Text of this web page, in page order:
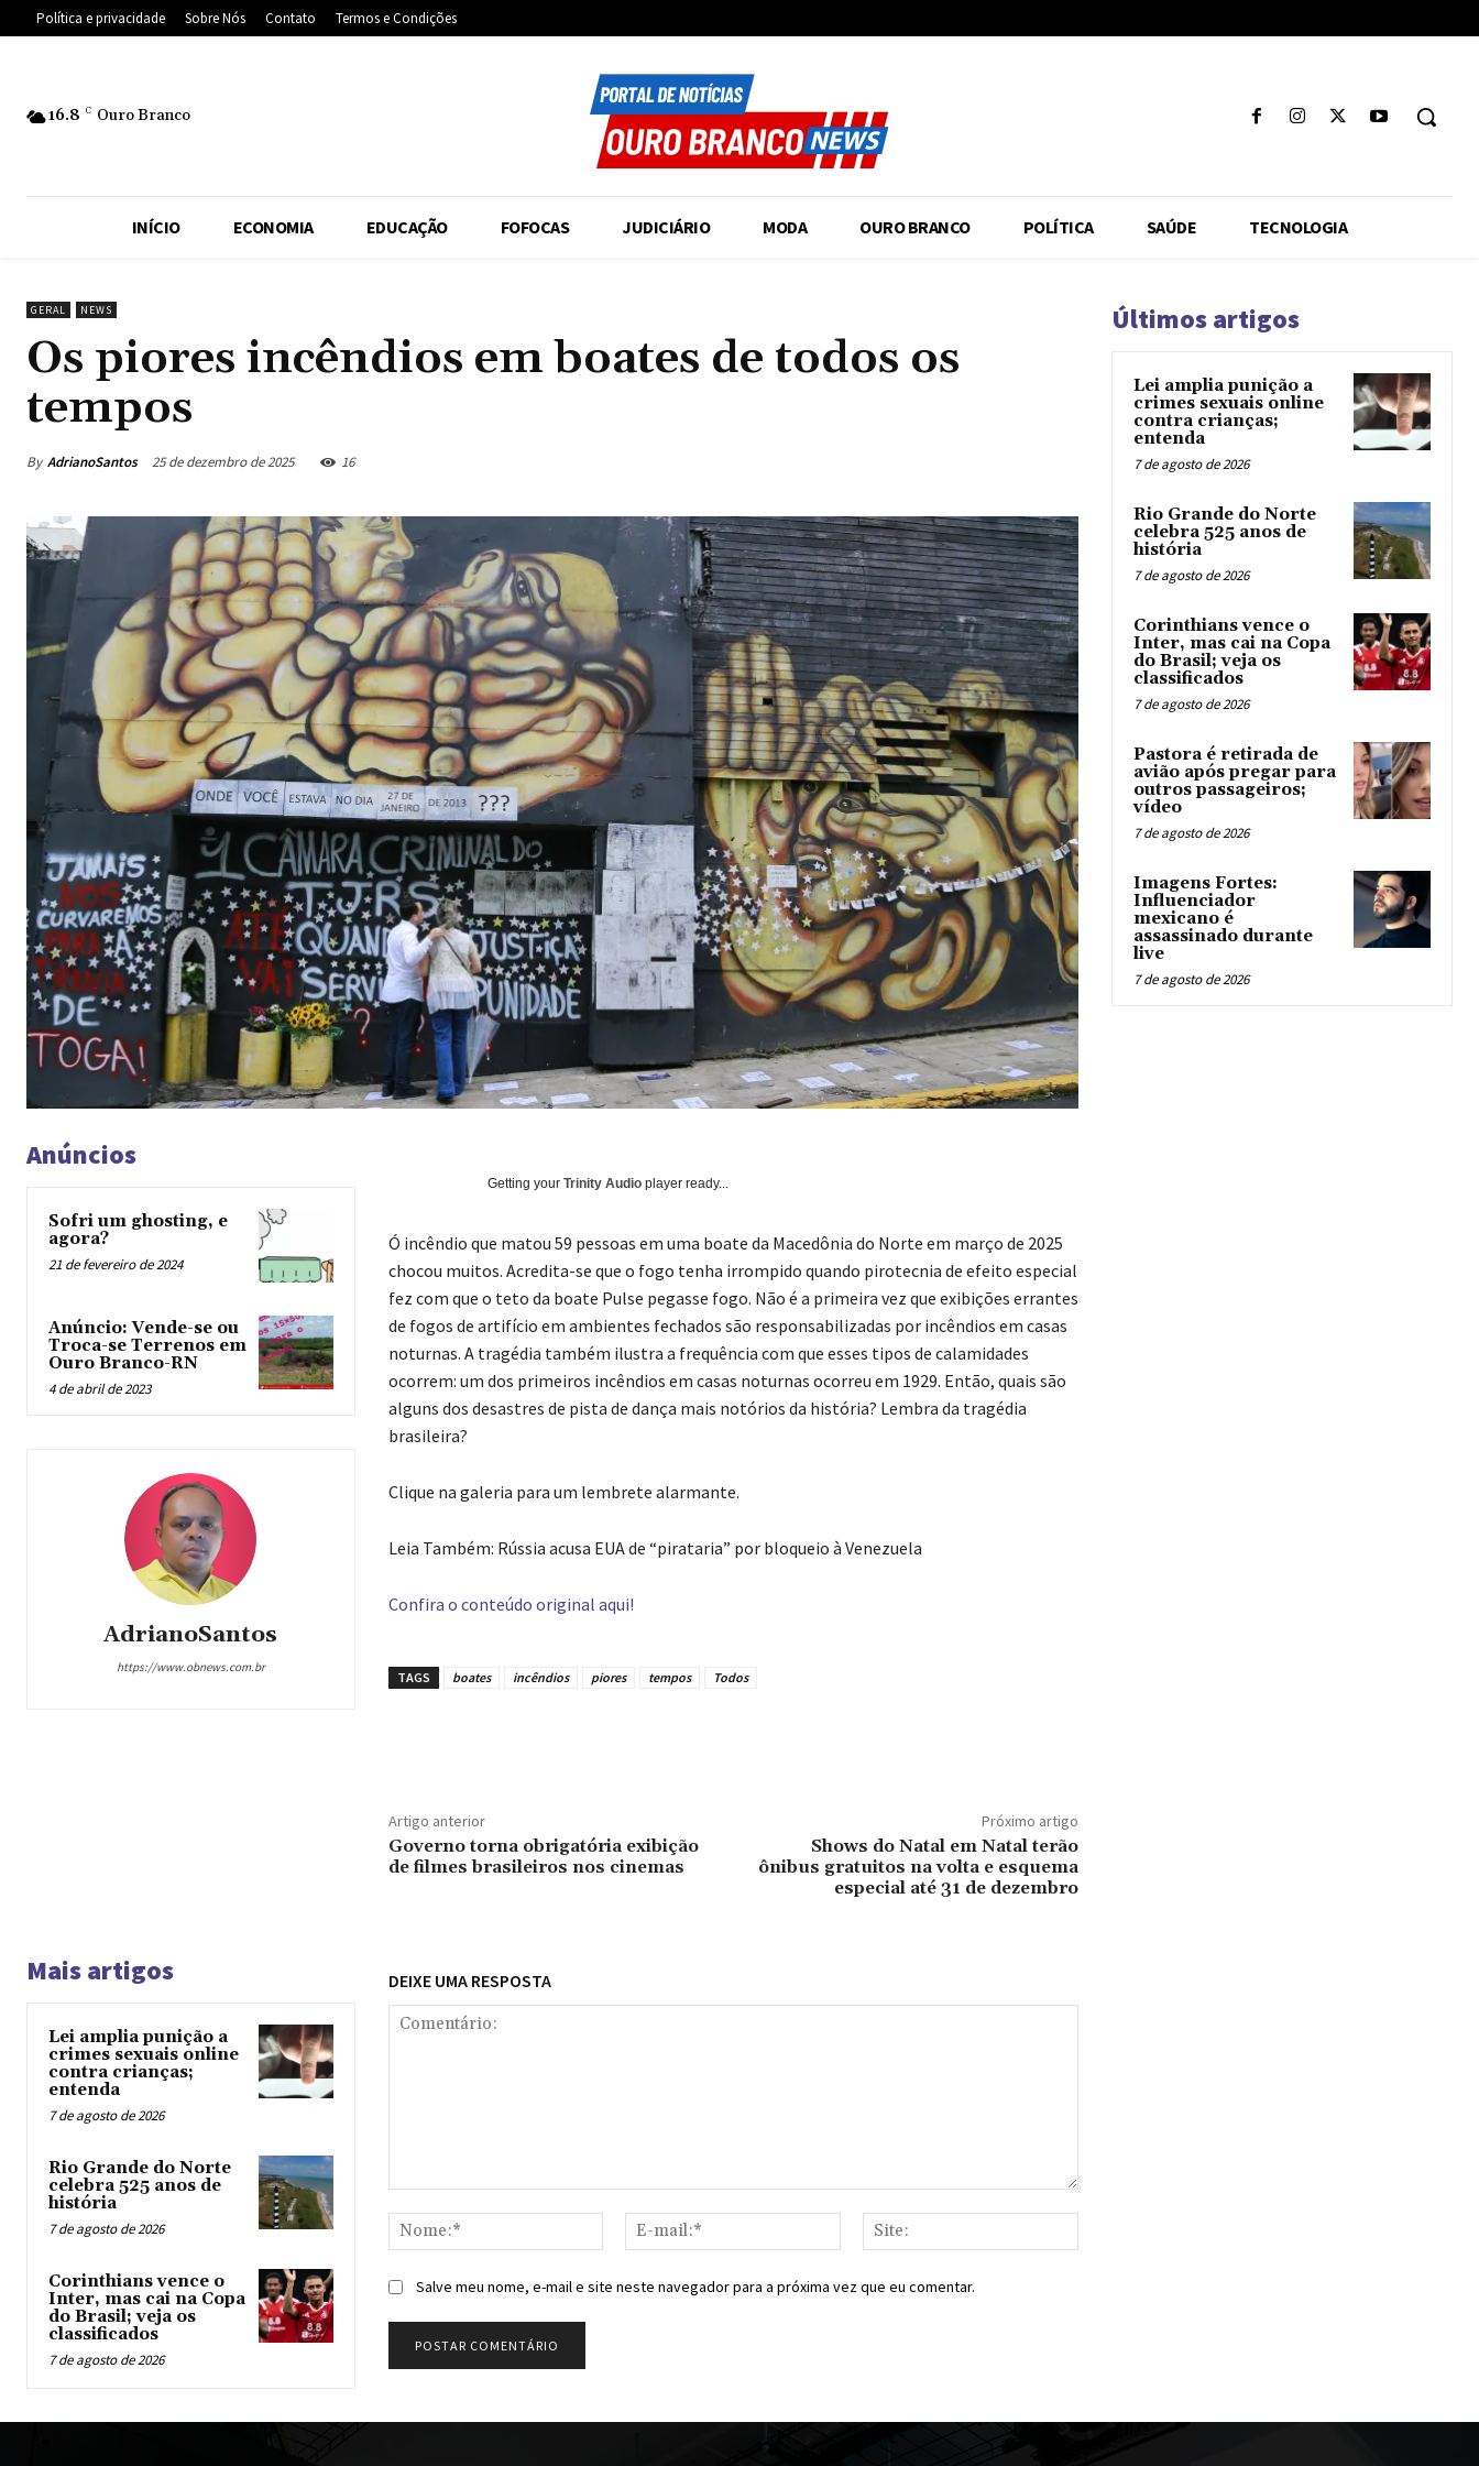
Política e privacidade Sobre Nós Contato Termos e Condições
16.8 C Ouro Branco
INÍCIO ECONOMIA EDUCAÇÃO FOFOCAS JUDICIÁRIO MODA OURO BRANCO POLÍTICA SAÚDE TECNOLOGIA
GERAL NEWS
Os piores incêndios em boates de todos os
tempos
By AdrianoSantos 25 de dezembro de 2025 16
Anúncios
Sofri um ghosting, e
agora?
21 de fevereiro de 2024
Anúncio: Vende-se ou
Troca-se Terrenos em
Ouro Branco-RN
4 de abril de 2023
AdrianoSantos
https://www.obnews.com.br
Getting your Trinity Audioplayer ready...
Ó incêndio que matou 59 pessoas em uma boate da Macedônia do Norte em março de 2025
chocou muitos. Acredita-se que o fogo tenha irrompido quando pirotecnia de efeito especial
fez com que o teto da boate Pulse pegasse fogo. Não é a primeira vez que exibições errantes
de fogos de artifício em ambientes fechados são responsabilizadas por incêndios em casas
noturnas. A tragédia também ilustra a frequência com que esses tipos de calamidades
ocorrem: um dos primeiros incêndios em casas noturnas ocorreu em 1929. Então, quais são
alguns dos desastres de pista de dança mais notórios da história? Lembra da tragédia
brasileira?
Clique na galeria para um lembrete alarmante.
Leia Também: Rússia acusa EUA de “pirataria” por bloqueio à Venezuela
Confira o conteúdo original aqui!
TAGS boates incêndios piores tempos Todos
Artigo anterior
Governo torna obrigatória exibição
de filmes brasileiros nos cinemas
Próximo artigo
Shows do Natal em Natal terão
ônibus gratuitos na volta e esquema
especial até 31 de dezembro
Mais artigos
Lei amplia punição a
crimes sexuais online
contra crianças;
entenda
7 de agosto de 2026
Rio Grande do Norte
celebra 525 anos de
história
7 de agosto de 2026
Corinthians vence o
Inter, mas cai na Copa
do Brasil; veja os
classificados
7 de agosto de 2026
DEIXE UMA RESPOSTA
Nome:*
mail:*
Salve meu nome, e-mail e site neste navegador para a próxima vez que eu comentar.
Últimos artigos
Lei amplia punição a
crimes sexuais online
contra crianças;
entenda
7 de agosto de 2026
Rio Grande do Norte
celebra 525 anos de
história
7 de agosto de 2026
Corinthians vence o
Inter, mas cai na Copa
do Brasil; veja os
classificados
7 de agosto de 2026
Pastora é retirada de
avião após pregar para
outros passageiros;
vídeo
7 de agosto de 2026
Imagens Fortes:
Influenciador
mexicano é
assassinado durante
live
7 de agosto de 2026